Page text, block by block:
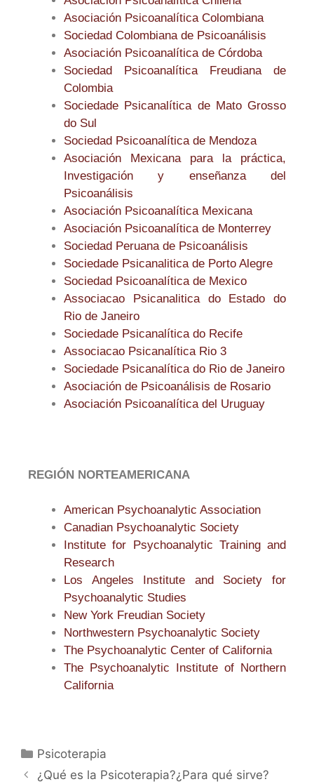
Asociación Psicoanalítica Colombiana
Sociedad Colombiana de Psicoanálisis
Asociación Psicoanalítica de Córdoba
Sociedad Psicoanalítica Freudiana de
Colombia
Sociedade Psicanalítica de Mato Grosso
do Sul
Sociedad Psicoanalítica de Mendoza
Asociación Mexicana para la práctica,
Investigación y enseñanza del
Psicoanálisis
Asociación Psicoanalítica Mexicana
Asociación Psicoanalítica de Monterrey
Sociedad Peruana de Psicoanálisis
Sociedade Psicanalitica de Porto Alegre
Sociedad Psicoanalítica de Mexico
Associacao Psicanalitica do Estado do
Rio de Janeiro
Sociedade Psicanalítica do Recife
Associacao Psicanalítica Rio 3
Sociedade Psicanalítica do Rio de Janeiro
Asociación de Psicoanálisis de Rosario
Asociación Psicoanalítica del Uruguay
REGIÓN NORTEAMERICANA
American Psychoanalytic Association
Canadian Psychoanalytic Society
Institute for Psychoanalytic Training and
Research
Los Angeles Institute and Society for
Psychoanalytic Studies
New York Freudian Society
Northwestern Psychoanalytic Society
The Psychoanalytic Center of California
The Psychoanalytic Institute of Northern
California
Psicoterapia
¿Qué es la Psicoterapia?¿Para qué sirve?